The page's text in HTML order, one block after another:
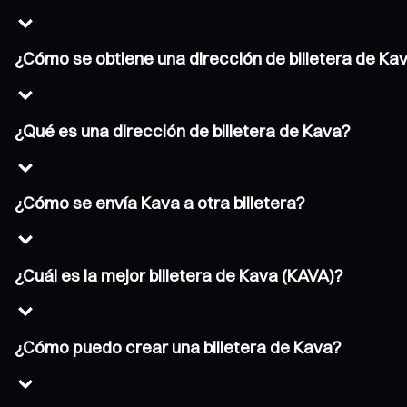
¿Cómo se obtiene una dirección de billetera de
¿Qué es una dirección de billetera de Kava?
¿Cómo se envía Kava a otra billetera?
¿Cuál es la mejor billetera de Kava (KAVA)?
¿Cómo puedo crear una billetera de Kava?